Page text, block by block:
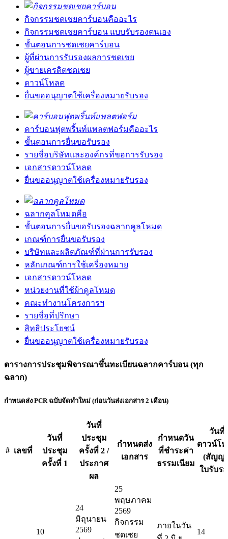
กิจกรรมชดเชยคาร์บอนคืออะไร
กิจกรรมชดเชยคาร์บอน แบบรับรองตนเอง
ขั้นตอนการชดเชยคาร์บอน
ผู้ที่ผ่านการรับรองผลการชดเชย
ผู้ขายเครดิตชดเชย
ดาวน์โหลด
ยื่นขออนุญาตใช้เครื่องหมายรับรอง
คาร์บอนฟุตพริ้นท์แพลตฟอร์มคืออะไร
ขั้นตอนการยื่นขอรับรอง
รายชื่อบริษัทและองค์กรที่ขอการรับรอง
เอกสารดาวน์โหลด
ยื่นขออนุญาตใช้เครื่องหมายรับรอง
ฉลากคูลโหมดคือ
ขั้นตอนการยื่นขอรับรองฉลากคูลโหมด
เกณฑ์การยื่นขอรับรอง
บริษัทและผลิตภัณฑ์ที่ผ่านการรับรอง
หลักเกณฑ์การใช้เครื่องหมาย
เอกสารดาวน์โหลด
หน่วยงานที่ใช้ผ้าคูลโหมด
คณะทำงานโครงการฯ
รายชื่อที่ปรึกษา
สิทธิประโยชน์
ยื่นขออนุญาตใช้เครื่องหมายรับรอง
ตารางการประชุมพิจารณาขึ้นทะเบียนฉลากคาร์บอน (ทุก
ฉลาก)
กำหนดส่ง PCR ฉบับจัดทำใหม่ (ก่อนวันส่งเอกสาร 2 เดือน)
# เลขที่
วันที่
ประชุม
ครั้งที่ 1
วันที่
ประชุม
ครั้งที่ 2 /
ประกาศ
ผล
กำหนดส่ง
เอกสาร
กำหนดวัน
ที่ชำระค่า
ธรรมเนียม
วันที่
ดาวน์โ
(สัญญ
ใบรับร
10
24
มิถุนายน
2569
25
พฤษภาคม
2569
กิจกรรม
ชดเชย
ภายในวัน
14